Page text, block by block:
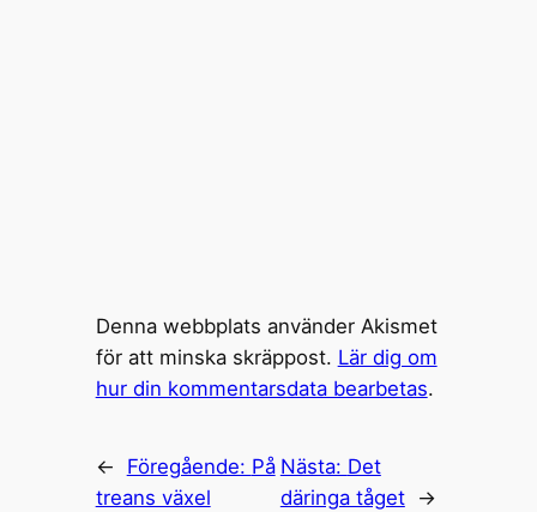
Denna webbplats använder Akismet
för att minska skräppost. Lär dig om
hur din kommentarsdata bearbetas.
← Föregående: På
treans växel
Nästa: Det
däringa tåget
→